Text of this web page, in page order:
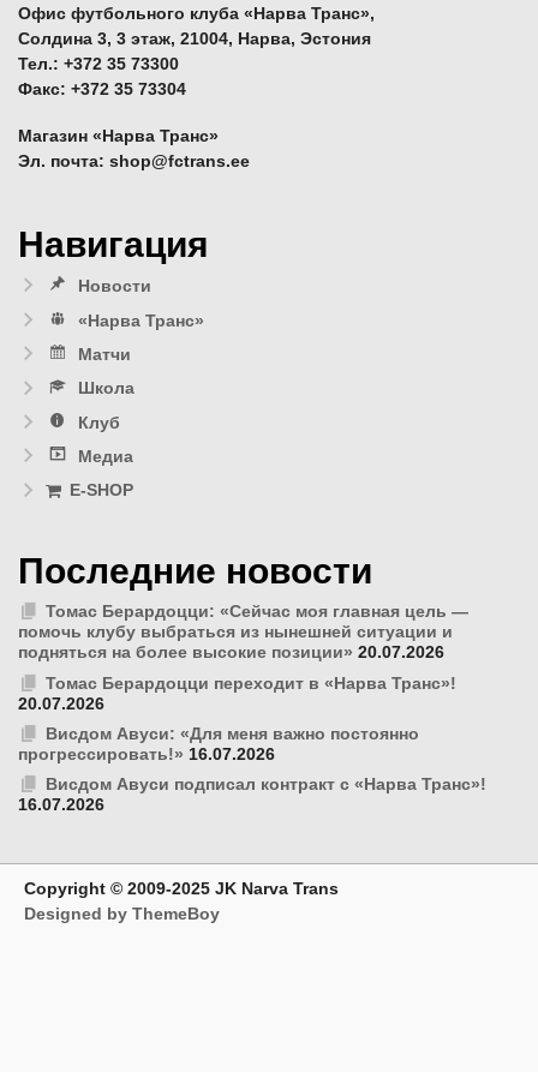
Офис футбольного клуба «Нарва Транс»,
Солдина 3, 3 этаж, 21004, Нарва, Эстония
Тел.: +372 35 73300
Факс: +372 35 73304
Магазин «Нарва Транс»
Эл. почта: shop@fctrans.ee
Навигация
Новости
«Нарва Транс»
Матчи
Школа
Клуб
Медиа
E-SHOP
Последние новости
Томас Берардоцци: «Сейчас моя главная цель —
помочь клубу выбраться из нынешней ситуации и
подняться на более высокие позиции» 20.07.2026
Томас Берардоцци переходит в «Нарва Транс»!
20.07.2026
Висдом Авуси: «Для меня важно постоянно
прогрессировать!» 16.07.2026
Висдом Авуси подписал контракт с «Нарва Транс»!
16.07.2026
Copyright © 2009-2025 JK Narva Trans
Designed by ThemeBoy